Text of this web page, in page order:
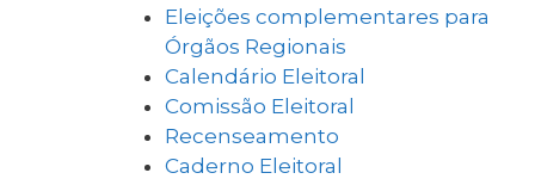
Eleições complementares para
Órgãos Regionais
Calendário Eleitoral
Comissão Eleitoral
Recenseamento
Caderno Eleitoral